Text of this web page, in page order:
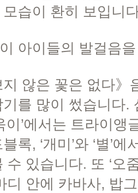
모습이 환히 보입니
아이들의 발걸음
지 않은 꽃은 없다
기를 많이 썼습니다.
이’에서는 트라이앵
록, ‘개미’와 ‘별’
수 있습니다. 또 ‘오
디 안에 카바사, 밥